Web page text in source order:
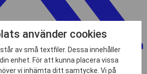
använder cookies
av små textfiler. Dessa innehåller
enhet. För att kunna placera vissa
vi inhämta ditt samtycke. Vi på